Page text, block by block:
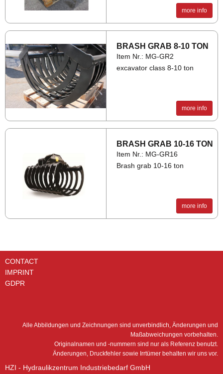
400
MG12-KL 600 800 550 1000
more info
BRASH GRAB 8-10 TON
Item Nr.: MG-GR2
excavator class 8-10 ton
more info
BRASH GRAB 10-16 TON
Item Nr.: MG-GR16
Brash grab 10-16 ton
more info
CONTACT
IMPRINT
GDPR
Alle Abbildungen und Zeichnungen sind unverbindlich, Änderungen und
Maßabweichungen vorbehalten.
Originalnamen und -nummern sind nur als Referenz benutzt.
Änderungen, Druckfehler sowie Irrtümer behalten wir uns vor.
HZI - Hydraulikzentrum Industriebedarf GmbH